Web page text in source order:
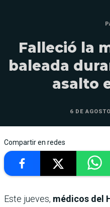
Falleció la
baleada
asalto
6 DE
Compartir en redes
Este jueves, médicos del